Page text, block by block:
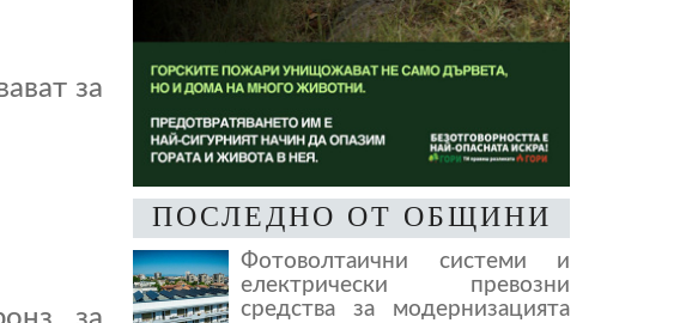
за
ПОСЛЕДНО ОТ ОБЩИНИ
Фотоволтаични системи и
електрически превозни
средства за модернизацията